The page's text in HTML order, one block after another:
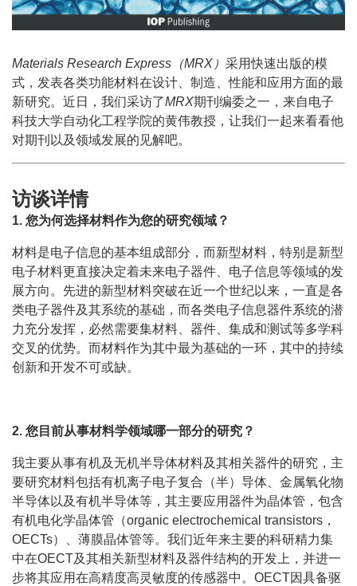
Materials Research Express（MRX） 采用快速出版的模
式，发表各类功能材料在设计、制造、性能和应用方面的最
新研究。近日，我们采访了MRX期刊编委之一，来自电子
科技大学自动化工程学院的黄伟教授，让我们一起来看看他
对期刊以及领域发展的见解吧。
访谈详情
1. 您为何选择材料作为您的研究领域？
材料是电子信息的基本组成部分，而新型材料，特别是新型
电子材料更直接决定着未来电子器件、电子信息等领域的发
展方向。先进的新型材料突破在近一个世纪以来，一直是各
类电子器件及其系统的基础，而各类电子信息器件系统的潜
力充分发挥，必然需要集材料、器件、集成和测试等多学科
交叉的优势。而材料作为其中最为基础的一环，其中的持续
创新和开发不可或缺。
2. 您目前从事材料学领域哪一部分的研究？
我主要从事有机及无机半导体材料及其相关器件的研究，主
要研究材料包括有机离子电子复合（半）导体、金属氧化物
半导体以及有机半导体等，其主要应用器件为晶体管，包含
有机电化学晶体管（organic electrochemical transistors，
OECTs）、薄膜晶体管等。我们近年来主要的科研精力集
中在OECT及其相关新型材料及器件结构的开发上，并进一
步将其应用在高精度高灵敏度的传感器中。OECT因具备驱